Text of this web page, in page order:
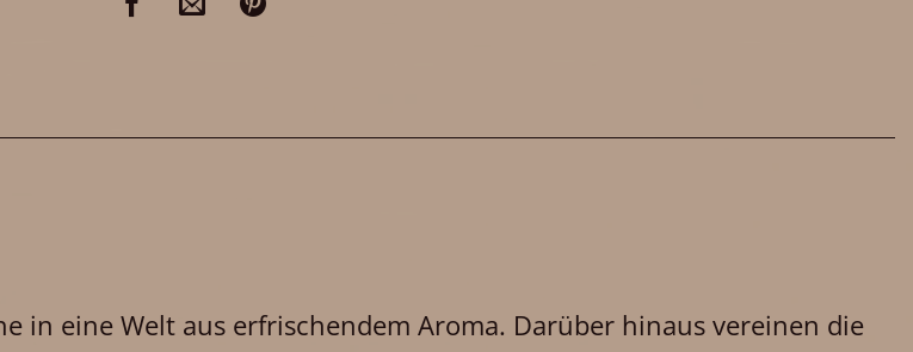
in eine Welt aus erfrischendem Aroma. Darüber hinaus vereinen die